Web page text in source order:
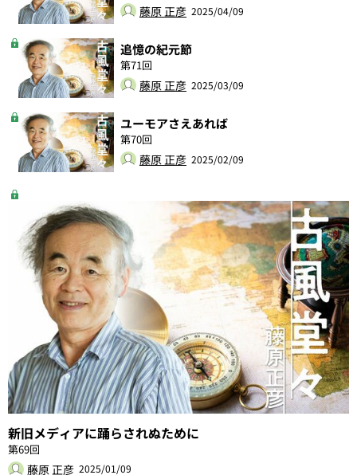
藤原 正彦 2025/04/09
追憶の紀元節
第71回
藤原 正彦 2025/03/09
ユーモアさえあれば
第70回
藤原 正彦 2025/02/09
新旧メディアに踊らされぬために
第69回
藤原 正彦 2025/01/09